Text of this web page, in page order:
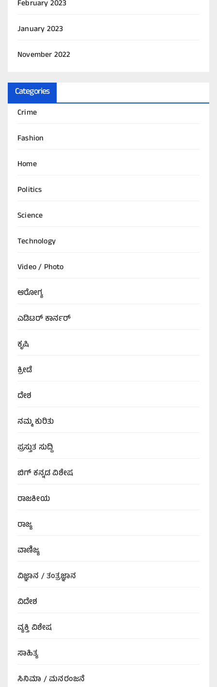
February 2023
January 2023
November 2022
Categories
Crime
Fashion
Home
Politics
Science
Technology
Video / Photo
ಆರೋಗ್ಯ
ಎಡಿಟರ್‌ ಕಾರ್ನರ್
ಕೃಷಿ
ಕ್ರೀಡೆ
ದೇಶ
ನಮ್ಮ ಕುರಿತು
ಪ್ರಸ್ತುತ ಸುದ್ದಿ
ಬಿಗ್‌ ಕನ್ನಡ ವಿಶೇಷ
ರಾಜಕೀಯ
ರಾಜ್ಯ
ವಾಣಿಜ್ಯ
ವಿಜ್ಞಾನ / ತಂತ್ರಜ್ಞಾನ
ವಿದೇಶ
ವ್ಯಕ್ತಿ ವಿಶೇಷ
ಸಾಹಿತ್ಯ
ಸಿನಿಮಾ / ಮನರಂಜನೆ